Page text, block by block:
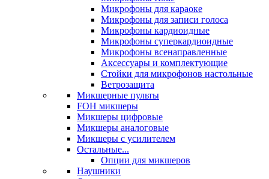
Микрофоны для караоке
Микрофоны для записи голоса
Микрофоны кардиоидные
Микрофоны суперкардиоидные
Микрофоны всенаправленные
Аксессуары и комплектующие
Стойки для микрофонов настольные
Ветрозащита
Микшерные пульты
FOH микшеры
Микшеры цифровые
Микшеры аналоговые
Микшеры с усилителем
Остальные...
Опции для микшеров
Наушники